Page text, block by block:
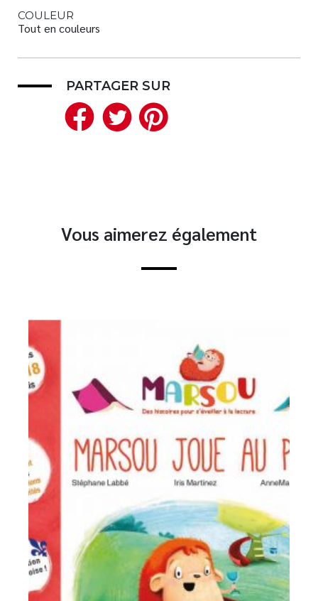
COULEUR
Tout en couleurs
PARTAGER SUR
Facebook
Twitter
Vous aimerez également